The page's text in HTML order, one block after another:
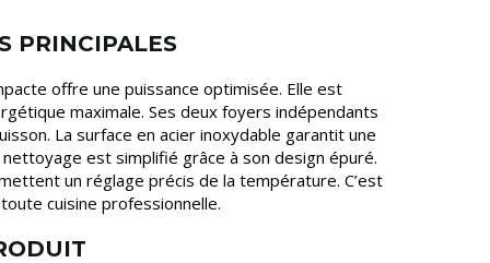
PRINCIPALES
offre une puissance optimisée. Elle est
maximale. Ses deux foyers indépendants
La surface en acier inoxydable garantit une
est simplifié grâce à son design épuré.
un réglage précis de la température. C’est
cuisine professionnelle.